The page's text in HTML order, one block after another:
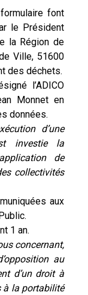
font
le Président
la Région de
Ville, 51600
des déchets.
l’ADICO
Monnet en
données.
d’une
investie la
de
collectivités
aux
1 an.
concernant,
au
d’un droit à
à la portabilité